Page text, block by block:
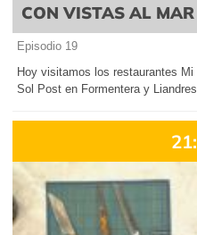
CON VISTAS AL MAR
Episodio 19
Hoy visitamos los restaurantes Mi
Sol Post en Formentera y Liandres